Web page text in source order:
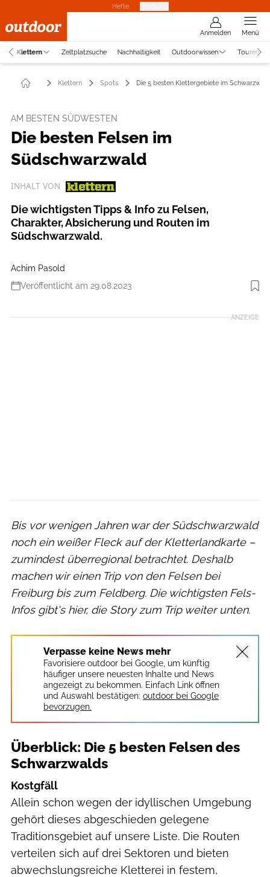
Hefte
Anmelden Menü
Klettern Zeltplatzsuche Nachhaltigkeit Outdoorwissen Touren
Klettern Spots Die 5 besten Klettergebiete im Schwarzwald
AM BESTEN SÜDWESTEN
Die besten Felsen im
Südschwarzwald
INHALT VON
Die wichtigsten Tipps & Info zu Felsen,
Charakter, Absicherung und Routen im
Südschwarzwald.
Achim Pasold
Veröffentlicht am 29.08.2023
Foto: Ronald Nordmann
ANZEIGE
Bis vor wenigen Jahren war der Südschwarzwald
noch ein weißer Fleck auf der Kletterlandkarte –
zumindest überregional betrachtet. Deshalb
machen wir einen Trip von den Felsen bei
Freiburg bis zum Feldberg. Die wichtigsten Fels-
Infos gibt's hier, die Story zum Trip weiter unten.
Verpasse keine News mehr
Favorisiere outdoor bei Google, um künftig
häufiger unsere neuesten Inhalte und News
angezeigt zu bekommen. Einfach Link öffnen
und Auswahl bestätigen: outdoor bei Google
bevorzugen.
Überblick: Die 5 besten Felsen des
Schwarzwalds
Kostgfäll
Allein schon wegen der idyllischen Umgebung
gehört dieses abgeschieden gelegene
Traditionsgebiet auf unsere Liste. Die Routen
verteilen sich auf drei Sektoren und bieten
abwechslungsreiche Kletterei in festem,